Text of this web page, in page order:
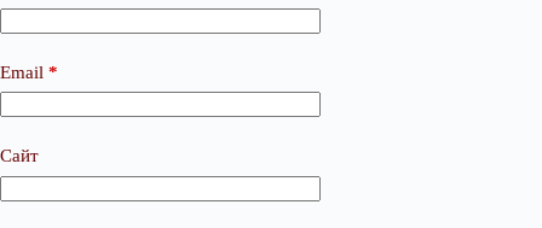
Email *
Сайт